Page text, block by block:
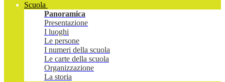
Scuola
Panoramica
Presentazione
I luoghi
Le persone
I numeri della scuola
Le carte della scuola
Organizzazione
La storia